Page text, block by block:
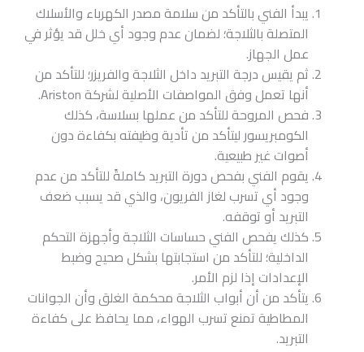
يبدأ الفني بالتأكد من سلامة مصدر الكهرباء والأسلاك
المتصلة بالثلاجة؛ لضمان عدم وجود أي خلل قد يؤثر في
عمل الجهاز.
ثم يقيس درجة التبريد داخل الثلاجة والفريزر؛ للتأكد من
أنها تعمل وفق المواصفات الأصلية لشركة Ariston.
فحص المروحة للتأكد من عملها بسلاسة، كذلك
الكومبريسور ليتأكد من تأدية وظيفته بكفاءة دون
أصوات غير طبيعية.
يقوم الفني بفحص دورة التبريد كاملةً للتأكد من عدم
وجود أي تسرب لغاز الفريون، والذي قد يسبب ضعف
التبريد أو توقفه.
كذلك يفحص الفني حساسات الثلاجة وأجهزة التحكم
الداخلية؛ للتأكد من استجابتها بشكل صحيح وضبط
الإعدادات إذا لزم الأمر.
يتأكد من أن أبواب الثلاجة محكمة الغلق وأن الجوانات
المطاطية تمنع تسرب الهواء، مما يحافظ على كفاءة
التبريد.